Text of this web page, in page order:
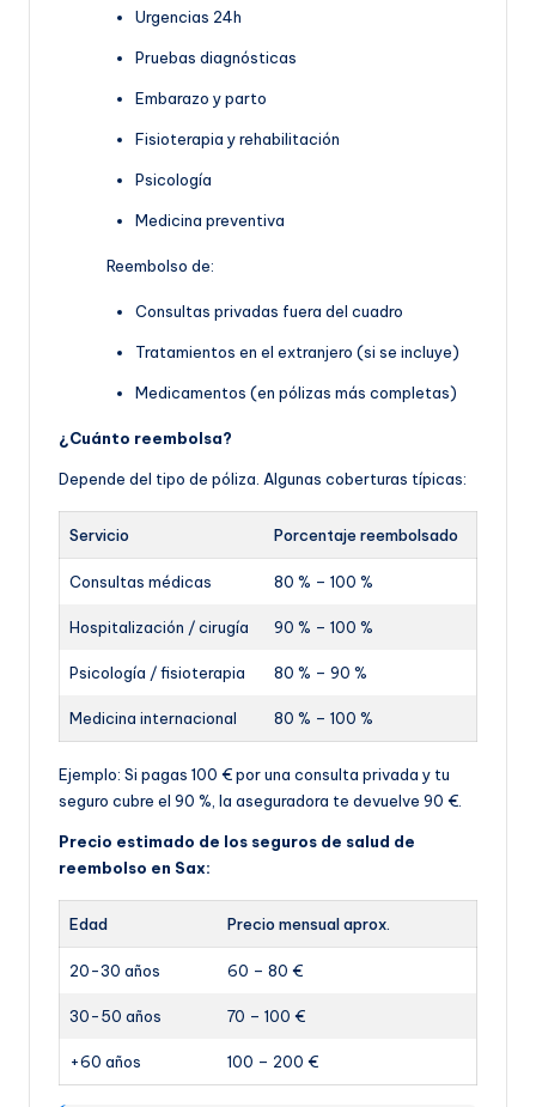
Urgencias 24h
Pruebas diagnósticas
Embarazo y parto
Fisioterapia y rehabilitación
Psicología
Medicina preventiva
Reembolso de:
Consultas privadas fuera del cuadro
Tratamientos en el extranjero (si se incluye)
Medicamentos (en pólizas más completas)
¿Cuánto reembolsa?
Depende del tipo de póliza. Algunas coberturas típicas:
Servicio Porcentaje reembolsado
Consultas médicas 80 % – 100 %
Hospitalización / cirugía 90 % – 100 %
Psicología / fisioterapia 80 % – 90 %
Medicina internacional 80 % – 100 %
Ejemplo: Si pagas 100 € por una consulta privada y tu
seguro cubre el 90 %, la aseguradora te devuelve 90 €.
Precio estimado de los seguros de salud de
reembolso en Sax:
Edad Precio mensual aprox.
20-30 años 60 – 80 €
30-50 años 70 – 100 €
+60 años 100 – 200 €